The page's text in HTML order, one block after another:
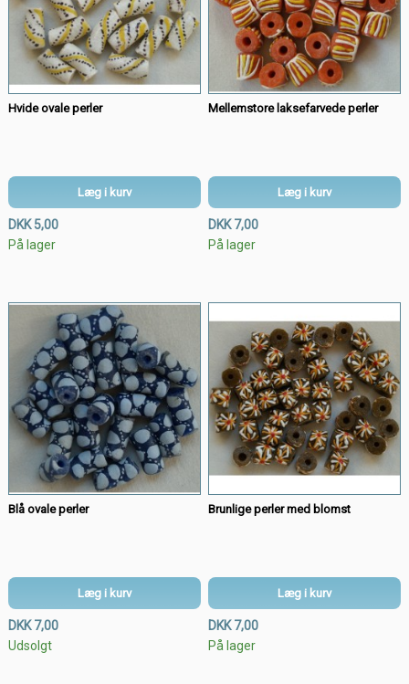
Hvide ovale perler
Læg i kurv
DKK 5,00
På lager
Mellemstore laksefarvede perler
Læg i kurv
DKK 7,00
På lager
Blå ovale perler
Læg i kurv
DKK 7,00
Udsolgt
Brunlige perler med blomst
Læg i kurv
DKK 7,00
På lager